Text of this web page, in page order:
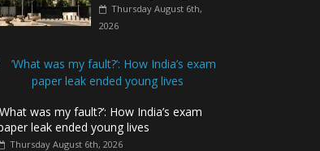
Thursday August 6th,
2026
was my fault?’: How India’s exam
leak ended young lives
Thursday August 6th, 2026